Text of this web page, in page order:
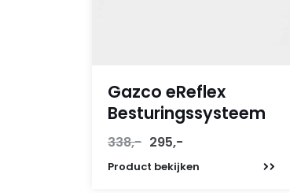
Gazco eReflex
Besturingssysteem
338,- Oorspronkelijke
was:
295,-
is:
Product bekijken